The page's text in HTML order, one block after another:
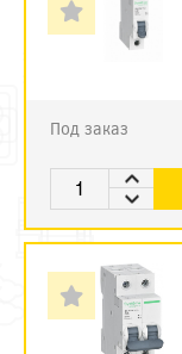
Под заказ